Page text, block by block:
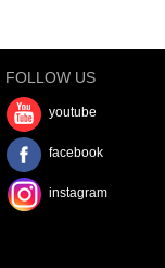
FOLLOW US
youtube
facebook
instagram